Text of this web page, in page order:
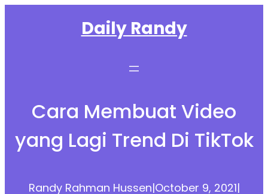
Daily Randy
Cara Membuat Video
yang Lagi Trend Di TikTok
Randy Rahman Hussen|October 9, 2021|